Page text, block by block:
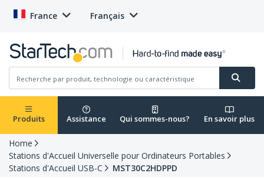
France Français
Produits Assistance Qui sommes-nous? En savoir plus
Home
Stations d'Accueil Universelle pour Ordinateurs Portables
Stations d'Accueil USB-C
MST30C2HDPPD